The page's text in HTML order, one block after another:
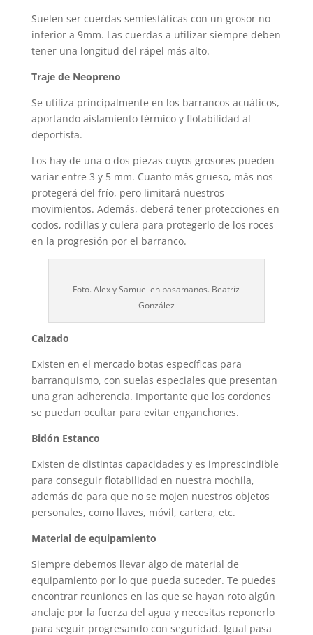
Suelen ser cuerdas semiestáticas con un grosor no
inferior a 9mm. Las cuerdas a utilizar siempre deben
tener una longitud del rápel más alto.
Traje de Neopreno
Se utiliza principalmente en los barrancos acuáticos,
aportando aislamiento térmico y flotabilidad al
deportista.
Los hay de una o dos piezas cuyos grosores pueden
variar entre 3 y 5 mm. Cuanto más grueso, más nos
protegerá del frío, pero limitará nuestros
movimientos. Además, deberá tener protecciones en
codos, rodillas y culera para protegerlo de los roces
en la progresión por el barranco.
Foto. Alex y Samuel en pasamanos. Beatriz
González
Calzado
Existen en el mercado botas específicas para
barranquismo, con suelas especiales que presentan
una gran adherencia. Importante que los cordones
se puedan ocultar para evitar enganchones.
Bidón Estanco
Existen de distintas capacidades y es imprescindible
para conseguir flotabilidad en nuestra mochila,
además de para que no se mojen nuestros objetos
personales, como llaves, móvil, cartera, etc.
Material de equipamiento
Siempre debemos llevar algo de material de
equipamiento por lo que pueda suceder. Te puedes
encontrar reuniones en las que se hayan roto algún
anclaje por la fuerza del agua y necesitas reponerlo
para seguir progresando con seguridad. Igual pasa